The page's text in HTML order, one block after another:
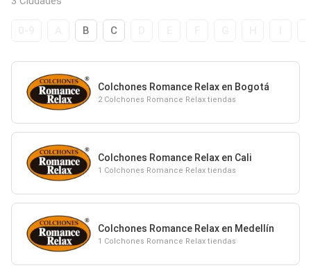
B C
Colchones Romance Relax en Bogotá
2 Colchones Romance Relax tiendas
Colchones Romance Relax en Cali
1 Colchones Romance Relax tiendas
Colchones Romance Relax en Medellín
1 Colchones Romance Relax tiendas